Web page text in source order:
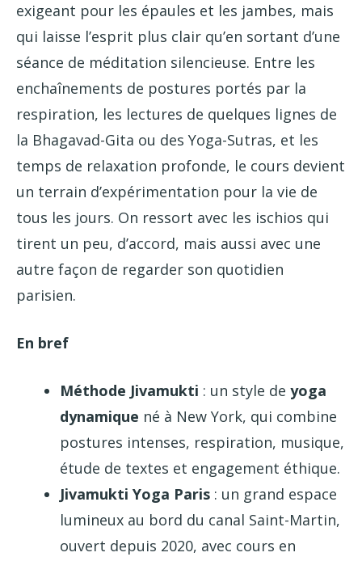
exigeant pour les épaules et les jambes, mais
qui laisse l’esprit plus clair qu’en sortant d’une
séance de méditation silencieuse. Entre les
enchaînements de postures portés par la
respiration, les lectures de quelques lignes de
la Bhagavad-Gita ou des Yoga-Sutras, et les
temps de relaxation profonde, le cours devient
un terrain d’expérimentation pour la vie de
tous les jours. On ressort avec les ischios qui
tirent un peu, d’accord, mais aussi avec une
autre façon de regarder son quotidien
parisien.
En bref
Méthode Jivamukti : un style de yoga
dynamique né à New York, qui combine
postures intenses, respiration, musique,
étude de textes et engagement éthique.
Jivamukti Yoga Paris : un grand espace
lumineux au bord du canal Saint-Martin,
ouvert depuis 2020, avec cours en